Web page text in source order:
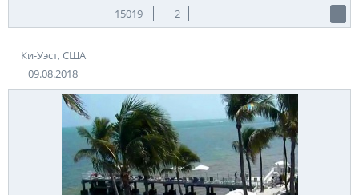
15019 2
Ки-Уэст, США
09.08.2018